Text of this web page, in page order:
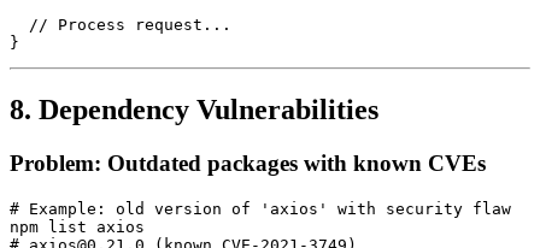
  // Process request...
8. Dependency Vulnerabilities
Problem: Outdated packages with known CVEs
# Example: old version of 'axios' with security flaw
npm list axios